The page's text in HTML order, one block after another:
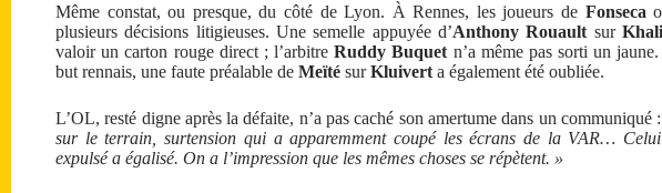
Même constat, ou presque, du côté de Lyon. À Rennes, les joueurs de Fonseca
plusieurs décisions litigieuses. Une semelle appuyée d’Anthony Rouault sur
valoir un carton rouge direct ; l’arbitreRuddy Buquet n’a même pas sorti un
but rennais, une faute préalable de Meïté surKluivert a également été oubliée.
L’OL, resté digne après la défaite, n’a pas caché son amertume dans un communiqué :
sur le terrain, surtension qui a apparemment coupé les écrans de la VAR…
expulsé a égalisé. On a l’impression que les mêmes choses se répètent. »